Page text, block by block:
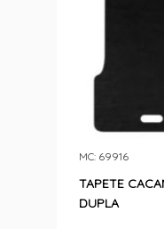
TAPETE
DUPLA
MC: 69916